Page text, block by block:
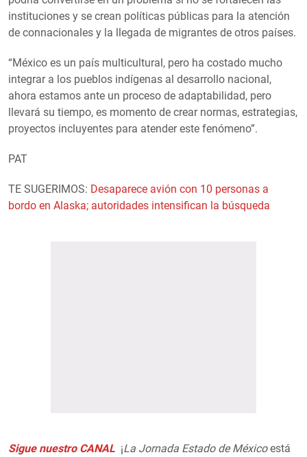
instituciones y se crean políticas públicas para la atención
de connacionales y la llegada de migrantes de otros países.
“México es un país multicultural, pero ha costado mucho
integrar a los pueblos indígenas al desarrollo nacional,
ahora estamos ante un proceso de adaptabilidad, pero
llevará su tiempo, es momento de crear normas, estrategias,
proyectos incluyentes para atender este fenómeno”.
PAT
TE SUGERIMOS: Desaparece avión con 10 personas a
bordo en Alaska; autoridades intensifican la búsqueda
Sigue nuestro CANAL ¡La Jornada Estado de Méxicoestá